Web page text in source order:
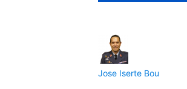
Jose Iserte Bou